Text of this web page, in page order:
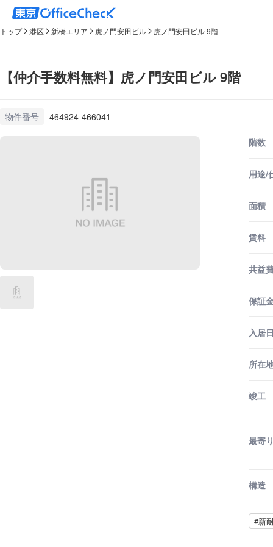
トップ 港区 新橋エリア 虎ノ門安田ビル 虎ノ門安田ビル 9階
【仲介手数料無料】虎ノ門安田ビル 9階
物件番号 464924-466041
階数
用途/
面積
賃料
共益
保証
入居
所在
竣工
最寄
構造
#新